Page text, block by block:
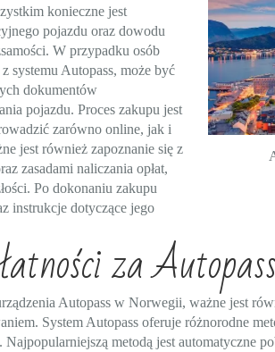
konieczne jest
pojazdu oraz dowodu
W przypadku osób
systemu Autopass, może być
dokumentów
pojazdu. Proces zakupu jest
zarówno online, jak i
jest również zapoznanie się z
zasadami naliczania opłat,
Po dokonaniu zakupu
instrukcje dotyczące jego
za
Autopass w Norwegii, ważne jest
System Autopass oferuje różnorodne
metodą jest automatyczne